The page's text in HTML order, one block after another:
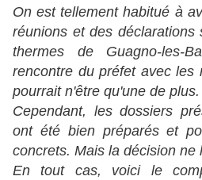
On est tellement habitué à
réunions et des déclarations
thermes de Guagno-les-
rencontre du préfet avec les
pourrait n'être qu'une de plus.
Cependant, les dossiers
ont été bien préparés et
concrets. Mais la décision ne
En tout cas, voici le